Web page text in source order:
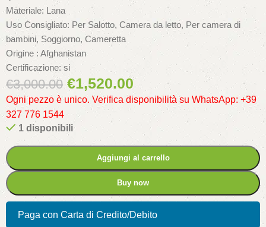
Materiale: Lana
Uso Consigliato: Per Salotto, Camera da letto, Per camera di
bambini, Soggiorno, Cameretta
Origine : Afghanistan
Certificazione: si
€3,000.00 €1,520.00
Ogni pezzo è unico. Verifica disponibilità su WhatsApp: +39
327 776 1544
1 disponibili
Aggiungi al carrello
Buy now
Paga con Carta di Credito/Debito